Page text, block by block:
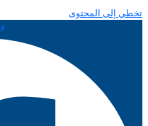
تخطي إلى المحتوى